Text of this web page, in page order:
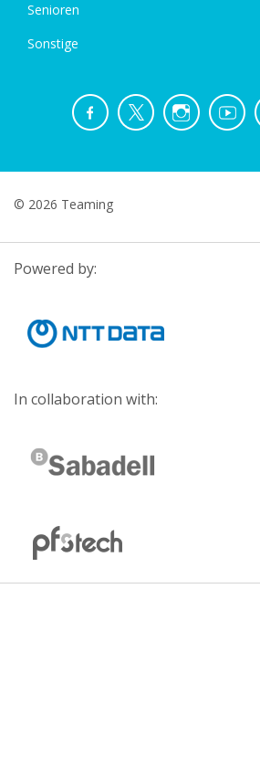
Senioren
Sonstige
© 2026 Teaming
Powered by:
In collaboration with: